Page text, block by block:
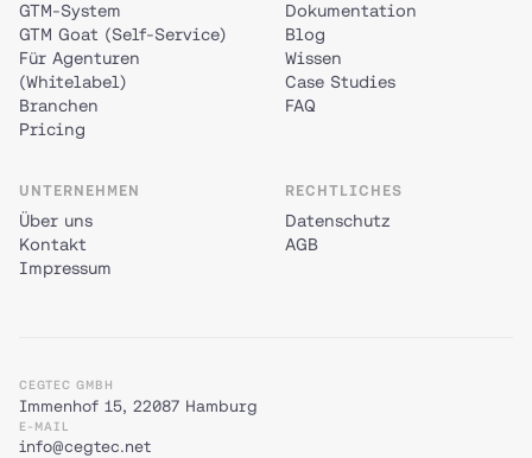
GTM-System
GTM Goat (Self-Service)
Für Agenturen
(Whitelabel)
Branchen
Pricing
Dokumentation
Blog
Wissen
Case Studies
FAQ
UNTERNEHMEN
Über uns
Kontakt
Impressum
RECHTLICHES
Datenschutz
AGB
CEGTEC GMBH
Immenhof 15, 22087 Hamburg
E-MAIL
info@cegtec.net